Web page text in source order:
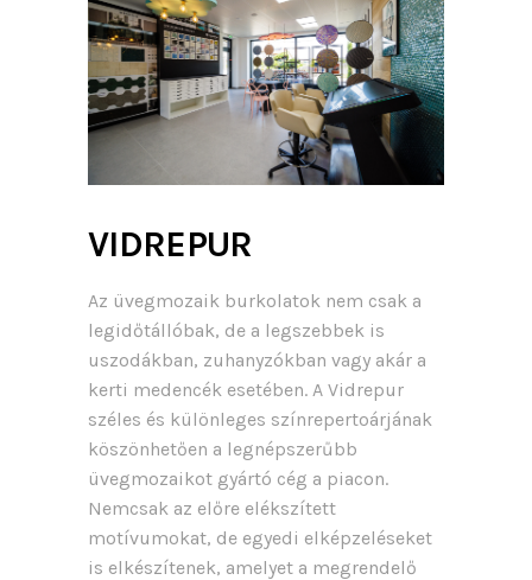
VIDREPUR
Az üvegmozaik burkolatok nem csak a
legidőtállóbak, de a legszebbek is
uszodákban, zuhanyzókban vagy akár a
kerti medencék esetében. A Vidrepur
széles és különleges színrepertoárjának
köszönhetően a legnépszerűbb
üvegmozaikot gyártó cég a piacon.
Nemcsak az előre elékszített
motívumokat, de egyedi elképzeléseket
is elkészítenek, amelyet a megrendelő